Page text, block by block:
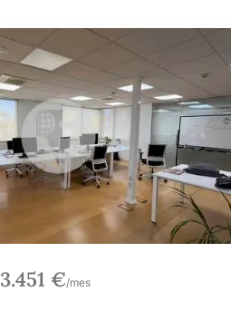
3.451 €/mes